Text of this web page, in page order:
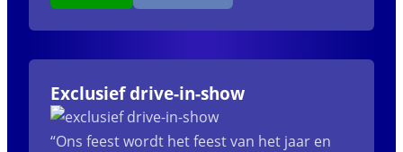
Exclusief drive-in-show
“Ons feest wordt het feest van het jaar en